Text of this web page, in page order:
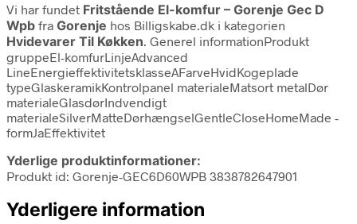
Vi har fundet Fritstående El-komfur – Gorenje Gec D
Wpb fra Gorenje hos Billigskabe.dk i kategorien
Hvidevarer Til Køkken. Generel informationProdukt
gruppeEl-komfurLinjeAdvanced
LineEnergieffektivitetsklasseAFarveHvidKogeplade
typeGlaskeramikKontrolpanel materialeMatsort metalDør
materialeGlasdørIndvendigt
materialeSilverMatteDørhængselGentleCloseHomeMade -
formJaEffektivitet
Yderlige produktinformationer:
Produkt id: Gorenje-GEC6D60WPB 3838782647901
Yderligere information